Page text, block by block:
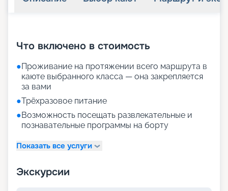
Что включено в стоимость
●Проживание на протяжении всего маршрута в
каюте выбранного класса — она закрепляется
за вами
●Трёхразовое питание
●Возможность посещать развлекательные и
познавательные программы на борту
Показать все услуги
Экскурсии